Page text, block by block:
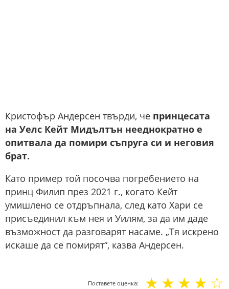
Кристофър Андерсен твърди, че принцесата
на Уелс Кейт Мидълтън нееднократно е
опитвала да помири съпруга си и неговия
брат.
Като пример той посочва погребението на
принц Филип през 2021 г., когато Кейт
умишлено се отдръпнала, след като Хари се
присъединил към нея и Уилям, за да им даде
възможност да разговарят насаме. „Тя искрено
искаше да се помирят“, казва Андерсен.
Поставете оценка: ☆
☆
☆
☆
☆